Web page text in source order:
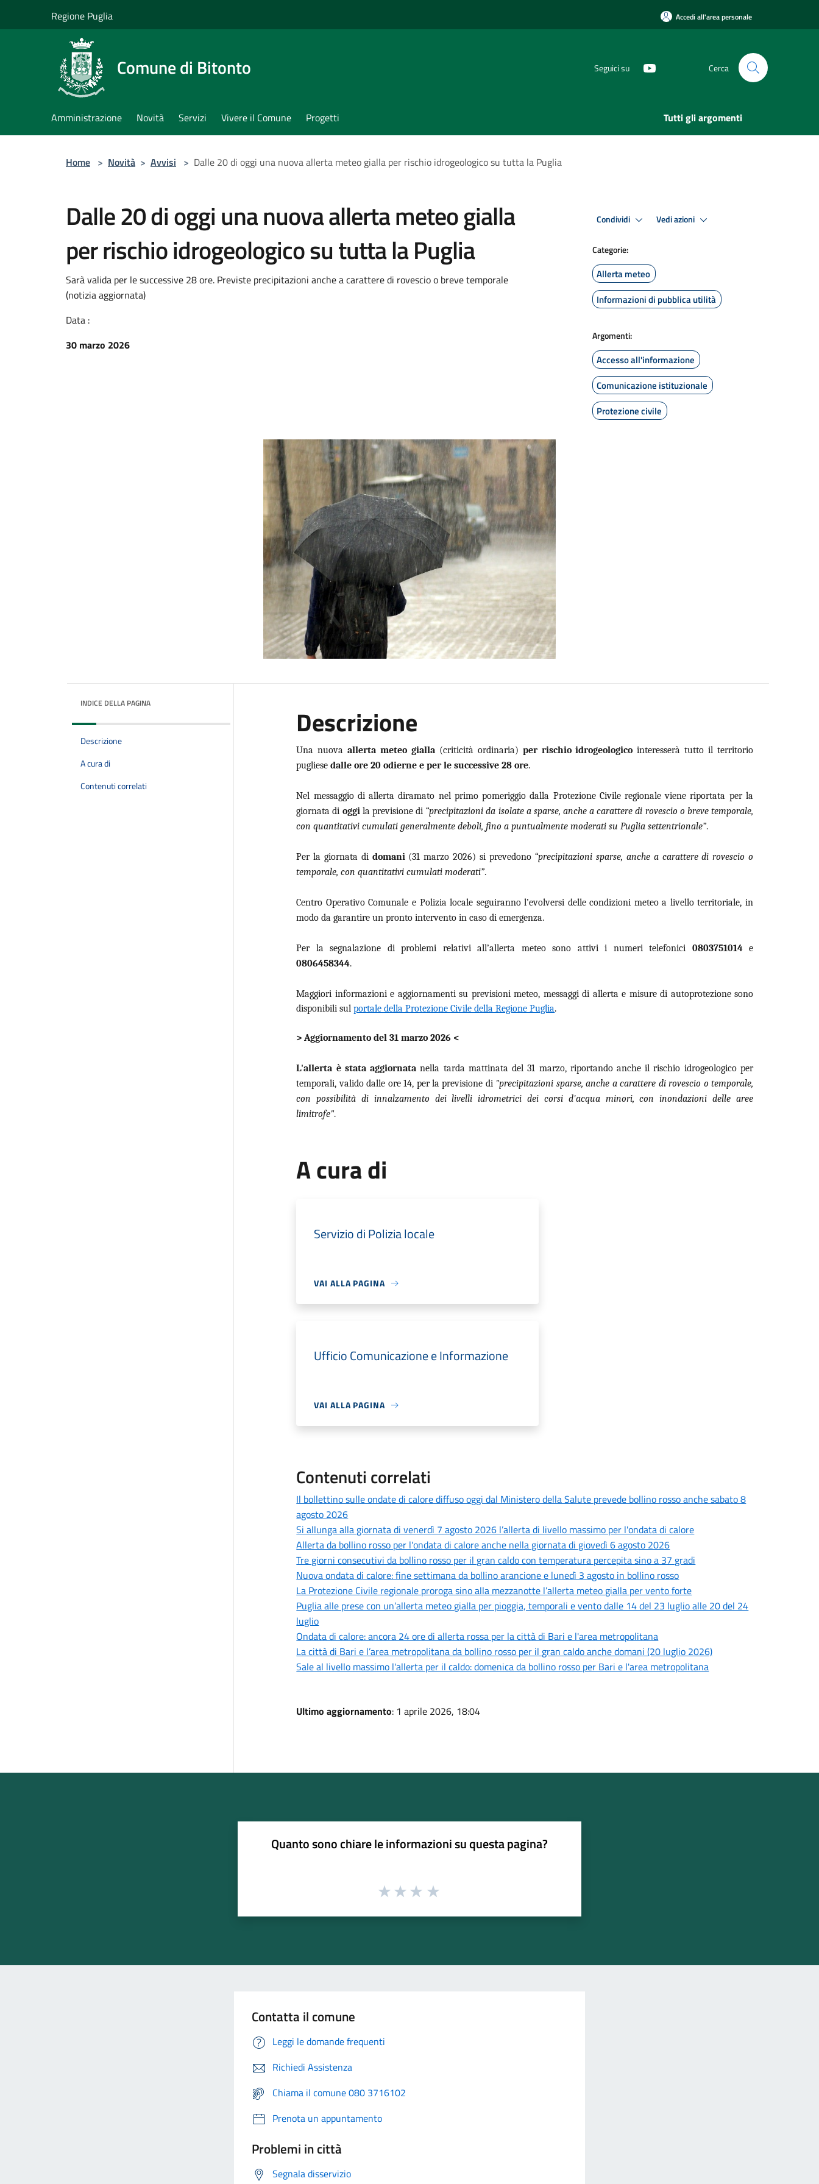
Regione Puglia Accedi all'area personale
Comune di Bitonto Seguici su Cerca
Amministrazione Novità Servizi Vivere il Comune Progetti Tutti gli argomenti
Home > Novità > Avvisi > Dalle 20 di oggi una nuova allerta meteo gialla per rischio idrogeologico su tutta la Puglia
Dalle 20 di oggi una nuova allerta meteo gialla
per rischio idrogeologico su tutta la Puglia
Sarà valida per le successive 28 ore. Previste precipitazioni anche a carattere di rovescio o breve temporale
(notizia aggiornata)
Data :
30 marzo 2026
Condividi Vedi azioni
Categorie:
Allerta meteo
Informazioni di pubblica utilità
Argomenti:
Accesso all'informazione
Comunicazione istituzionale
Protezione civile
INDICE DELLA PAGINA
Descrizione
A cura di
Contenuti correlati
Descrizione
Una nuovaallerta meteo gialla(criticità ordinaria) per rischio idrogeologico interesserà tutto il territorio
pugliesedalle ore 20 odierne e per le successive 28 ore.
Nel messaggio di allerta diramato nel primo pomeriggio dalla Protezione Civile regionale viene riportata per la
giornata di oggila previsione di “precipitazioni da isolate a sparse, anche a carattere di rovescio o breve temporale,
con quantitativi cumulati generalmente deboli, fino a puntualmente moderati su Puglia settentrionale”.
Per la giornata di domani(31 marzo 2026) si prevedono “precipitazioni sparse, anche a carattere di rovescio o
temporale, con quantitativi cumulati moderati”.
Centro Operativo Comunale e Polizia locale seguiranno l’evolversi delle condizioni meteo a livello territoriale, in
modo da garantire un pronto intervento in caso di emergenza.
Per la segnalazione di problemi relativi all’allerta meteo sono attivi i numeri telefonici 0803751014e
0806458344.
Maggiori informazioni e aggiornamenti su previsioni meteo, messaggi di allerta e misure di autoprotezione sono
disponibili sulportale della Protezione Civile della Regione Puglia.
> Aggiornamento del 31 marzo 2026 <
L'allerta è stata aggiornata nella tarda mattinata del 31 marzo, riportando anche il rischio idrogeologico per
temporali, valido dalle ore 14, per la previsione di "precipitazioni sparse, anche a carattere di rovescio o temporale,
con possibilità di innalzamento dei livelli idrometrici dei corsi d'acqua minori, con inondazioni delle aree
limitrofe".
A cura di
Servizio di Polizia locale
VAI ALLA PAGINA
Ufficio Comunicazione e Informazione
VAI ALLA PAGINA
Contenuti correlati
Il bollettino sulle ondate di calore diffuso oggi dal Ministero della Salute prevede bollino rosso anche sabato 8
agosto 2026
Si allunga alla giornata di venerdì 7 agosto 2026 l’allerta di livello massimo per l'ondata di calore
Allerta da bollino rosso per l'ondata di calore anche nella giornata di giovedì 6 agosto 2026
Tre giorni consecutivi da bollino rosso per il gran caldo con temperatura percepita sino a 37 gradi
Nuova ondata di calore: fine settimana da bollino arancione e lunedì 3 agosto in bollino rosso
La Protezione Civile regionale proroga sino alla mezzanotte l’allerta meteo gialla per vento forte
Puglia alle prese con un’allerta meteo gialla per pioggia, temporali e vento dalle 14 del 23 luglio alle 20 del 24
luglio
Ondata di calore: ancora 24 ore di allerta rossa per la città di Bari e l'area metropolitana
La città di Bari e l’area metropolitana da bollino rosso per il gran caldo anche domani (20 luglio 2026)
Sale al livello massimo l'allerta per il caldo: domenica da bollino rosso per Bari e l'area metropolitana
Ultimo aggiornamento: 1 aprile 2026, 18:04
Quanto sono chiare le informazioni su questa pagina?
Contatta il comune
Leggi le domande frequenti
Richiedi Assistenza
Chiama il comune 080 3716102
Prenota un appuntamento
Problemi in città
Segnala disservizio